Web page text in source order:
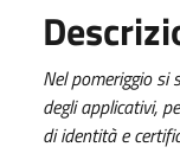
Nel pomeriggio si
degli applicativi,
di identità e